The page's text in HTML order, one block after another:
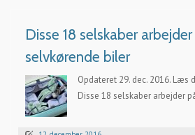
Disse 18 selskaber
selvkørende biler
Opdateret 29. dec. 2016. Læs
Disse 18 selskaber arbejder